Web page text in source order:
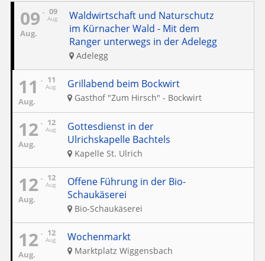
09
Aug
09
Aug.
Waldwirtschaft und Naturschutz
im Kürnacher Wald - Mit dem
Ranger unterwegs in der Adelegg
Adelegg
11
Aug
11
Aug.
Grillabend beim Bockwirt
Gasthof "Zum Hirsch" - Bockwirt
12
Aug
12
Aug.
Gottesdienst in der
Ulrichskapelle Bachtels
Kapelle St. Ulrich
12
Aug
12
Aug.
Offene Führung in der Bio-
Schaukäserei
Bio-Schaukäserei
12
Aug
12
Aug.
Wochenmarkt
Marktplatz Wiggensbach